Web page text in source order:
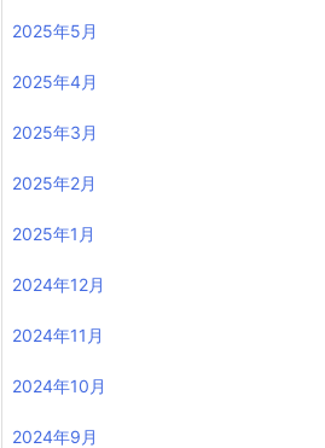
2025年5月
2025年4月
2025年3月
2025年2月
2025年1月
2024年12月
2024年11月
2024年10月
2024年9月